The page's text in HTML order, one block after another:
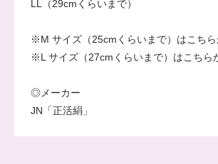
LL（29cmくらいまで）
※M サイズ（25cmくらいまで）はこち
※L サイズ（27cmくらいまで）はこち
◎メーカー
JN「正活絹」